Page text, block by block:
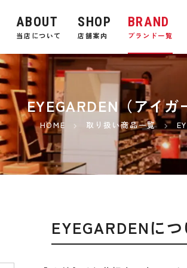
ABOUT
当店について
SHOP
店舗案内
BRAND
ブランド一覧
EYEGARDEN（アイガ
HOME 取り扱い商品一覧
EYEGARDENに